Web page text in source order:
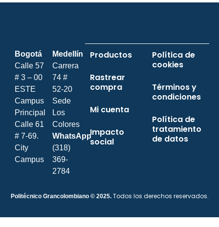
Bogotá
Calle 57
# 3 – 00
ESTE
Campus
Principal
Calle 61
# 7-69.
City
Campus
Medellín
Carrera
74 #
52-20
Sede
Los
Colores
WhatsApp
(318)
369-
2784
Productos
Rastrear
compra
Mi cuenta
Impacto
social
Política de
cookies
Términos y
condiciones
Política de
tratamiento
de datos
Politécnico Grancolombiano © 2025.Todos los derechos reservados.